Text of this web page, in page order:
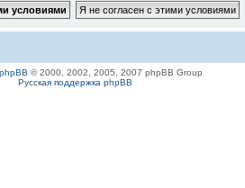
phpBB © 2000, 2002, 2005, 2007 phpBB Group
Русская поддержка phpBB